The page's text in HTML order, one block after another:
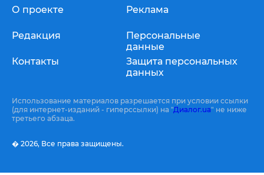
О проекте
Редакция
Контакты
Реклама
Персональные
данные
Защита персональных
данных
Использование материалов разрешается при условии ссылки
(для интернет-изданий - гиперссылки) на "Диалог.ua" не ниже
третьего абзаца.
� 2026, Все права защищены.